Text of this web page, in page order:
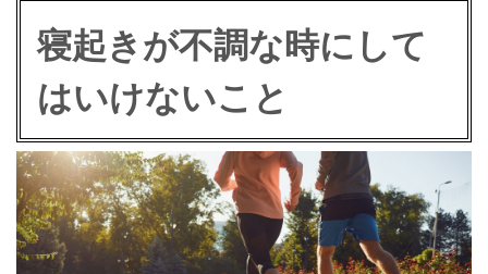
寝起きが不調な時にして
はいけないこと